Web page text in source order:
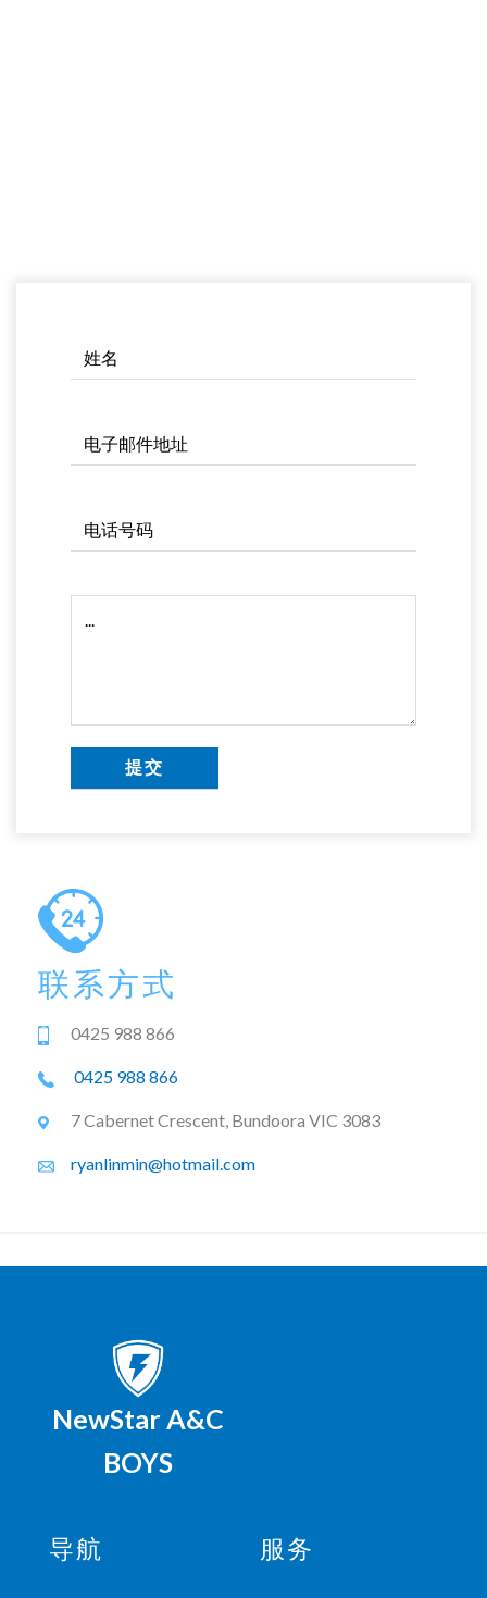
联系方式
‭0425 988 866‬
‭0425 988 866‬
7 Cabernet Crescent, Bundoora VIC 3083
ryanlinmin@hotmail.com
NewStar A&C
BOYS
导航 服务